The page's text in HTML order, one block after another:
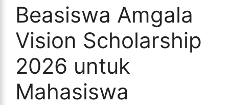
Beasiswa Amgala
Vision Scholarship
2026 untuk
Mahasiswa